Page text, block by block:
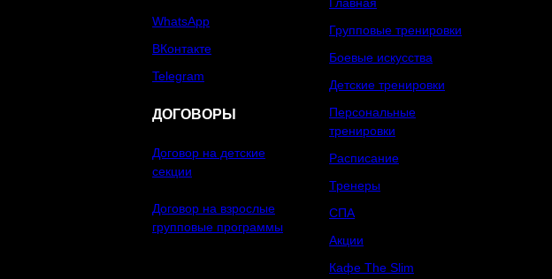
WhatsApp
ВКонтакте
Telegram
ДОГОВОРЫ
Договор на детские
секции
Договор на взрослые
групповые программы
Групповые тренировки
Боевые искусства
Детские тренировки
Персональные
тренировки
Расписание
Тренеры
СПА
Акции
Кафе The Slim